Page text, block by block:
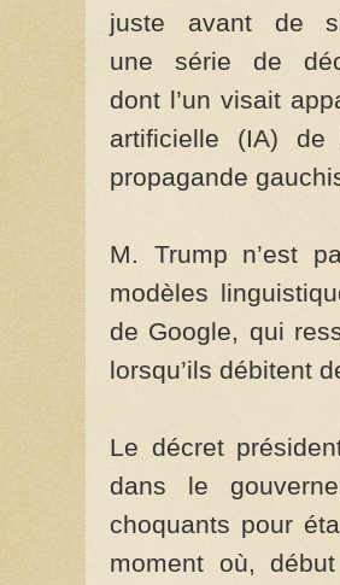
juste avant de
une série de
dont l’un visait
artificielle (IA)
propagande
M. Trump n’est
modèles
de Google, qui
lorsqu’ils débitent
Le décret
dans le
choquants pour
moment où,